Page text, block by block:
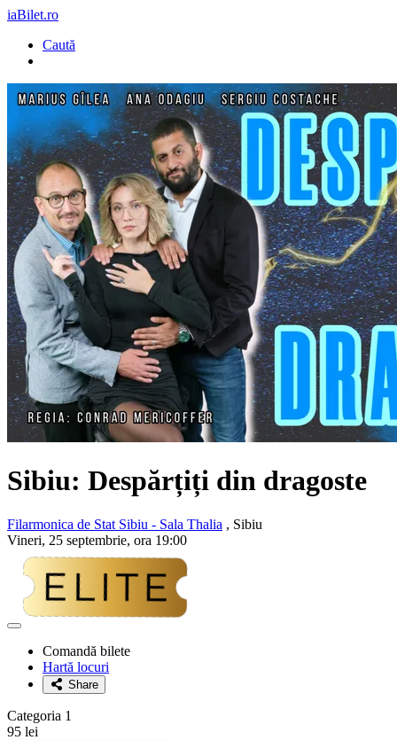
iaBilet.ro
Caută
Sibiu: Despărțiți din dragoste
Filarmonica de Stat Sibiu - Sala Thalia , Sibiu
Vineri, 25 septembrie, ora 19:00
Adaugă
favoriteComandă bilete
Hartă locuri
Share
Categoria 1
95 lei